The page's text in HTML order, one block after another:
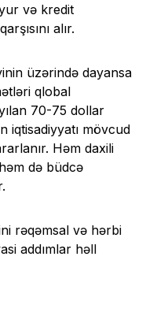
və kredit
alır.
üzərində dayansa
qlobal
70-75 dollar
iqtisadiyyatı mövcud
Həm daxili
də büdcə
rəqəmsal və hərbi
addımlar həll